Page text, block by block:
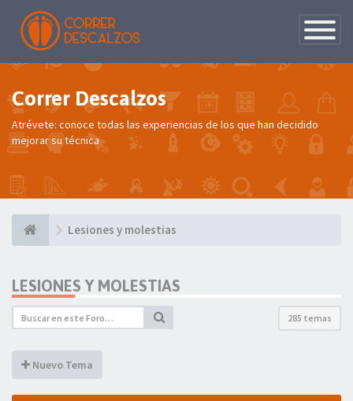
de
Correr Descalzos
Atrévete: conoce todas las experiencias de los que han decidido
mejorar su técnica
Lesiones y molestias
LESIONES Y MOLESTIAS
285 temas
Nuevo Tema